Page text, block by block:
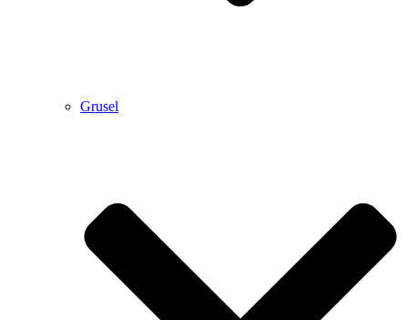
Grusel